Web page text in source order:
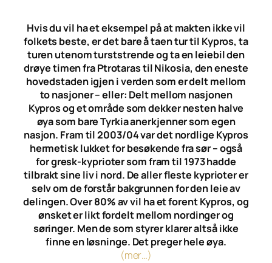
Hvis du vil ha et eksempel på at makten ikke vil
folkets beste, er det bare å taen tur til Kypros, ta
turen utenom turststrende og ta en leiebil den
drøye timen fra Ptrotaras til Nikosia, den eneste
hovedstaden igjen i verden som er delt mellom
to nasjoner – eller: Delt mellom nasjonen
Kypros og et område som dekker nesten halve
øya som bare Tyrkia anerkjenner som egen
nasjon. Fram til 2003/04 var det nordlige Kypros
hermetisk lukket for besøkende fra sør – også
for gresk-kyprioter som fram til 1973 hadde
tilbrakt sine liv i nord. De aller fleste kyprioter er
selv om de forstår bakgrunnen for den leie av
delingen. Over 80% av vil ha et forent Kypros, og
ønsket er likt fordelt mellom nordinger og
søringer. Men de som styrer klarer altså ikke
finne en løsninge. Det preger hele øya.
(mer…)